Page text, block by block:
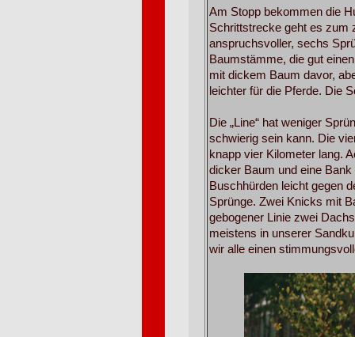
Am Stopp bekommen die
Schrittstrecke geht es zum
anspruchsvoller, sechs
Baumstämme, die gut
mit dickem Baum davor,
leichter für die Pferde. Die
Die „Line“ hat weniger
schwierig sein kann. Die
knapp vier Kilometer lang.
dicker Baum und eine
Buschhürden leicht gegen
Sprünge. Zwei Knicks mit
gebogener Linie zwei
meistens in unserer
wir alle einen